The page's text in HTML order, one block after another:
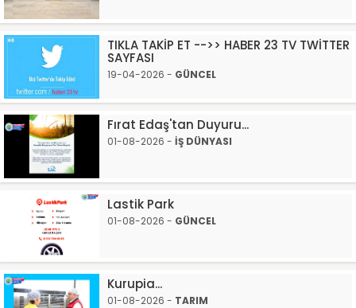
TIKLA TAKİP ET -->> HABER 23 TV TWİTTER
SAYFASI
19-04-2026 - GÜNCEL
Fırat Edaş'tan Duyuru...
01-08-2026 - İŞ DÜNYASI
Lastik Park
01-08-2026 - GÜNCEL
Kurupia...
01-08-2026 - TARIM